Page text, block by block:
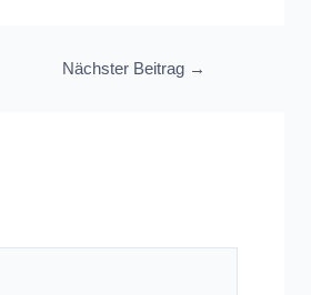
Nächster Beitrag →